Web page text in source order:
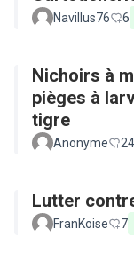
Navillus76 6
Nichoirs à
pièges à
tigre
Anonyme 24
Lutter
FranKoise 7